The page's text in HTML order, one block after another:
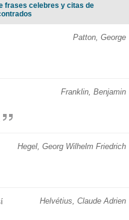
frases celebres y citas de
Patton, George
Franklin, Benjamin
Hegel, Georg Wilhelm Friedrich
Helvétius, Claude Adrien